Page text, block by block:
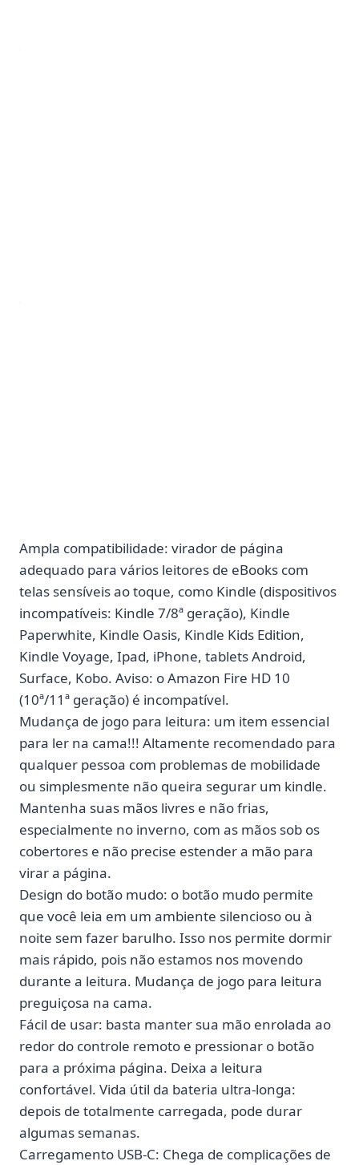
Ampla compatibilidade: virador de página
adequado para vários leitores de eBooks com
telas sensíveis ao toque, como Kindle (dispositivos
incompatíveis: Kindle 7/8ª geração), Kindle
Paperwhite, Kindle Oasis, Kindle Kids Edition,
Kindle Voyage, Ipad, iPhone, tablets Android,
Surface, Kobo. Aviso: o Amazon Fire HD 10
(10ª/11ª geração) é incompatível.
Mudança de jogo para leitura: um item essencial
para ler na cama!!! Altamente recomendado para
qualquer pessoa com problemas de mobilidade
ou simplesmente não queira segurar um kindle.
Mantenha suas mãos livres e não frias,
especialmente no inverno, com as mãos sob os
cobertores e não precise estender a mão para
virar a página.
Design do botão mudo: o botão mudo permite
que você leia em um ambiente silencioso ou à
noite sem fazer barulho. Isso nos permite dormir
mais rápido, pois não estamos nos movendo
durante a leitura. Mudança de jogo para leitura
preguiçosa na cama.
Fácil de usar: basta manter sua mão enrolada ao
redor do controle remoto e pressionar o botão
para a próxima página. Deixa a leitura
confortável. Vida útil da bateria ultra-longa:
depois de totalmente carregada, pode durar
algumas semanas.
Carregamento USB-C: Chega de complicações de